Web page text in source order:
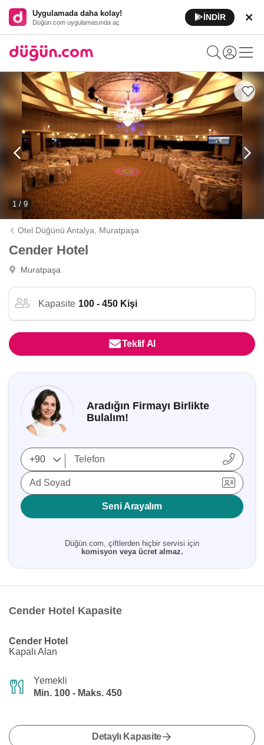
Uygulamada daha kolay!
Düğün.com uygulamasında aç
İNDİR
1 / 9
Otel Düğünü Antalya, Muratpaşa
Cender Hotel
Muratpaşa
Kapasite 100 - 450 Kişi
Teklif Al
Aradığın Firmayı Birlikte
Bulalım!
Ad Soyad
Seni Arayalım
Düğün.com, çiftlerden hiçbir servisi için
komisyon veya ücret almaz.
Cender Hotel Kapasite
Cender Hotel
Kapalı Alan
Yemekli
Min. 100 - Maks. 450
Detaylı Kapasite